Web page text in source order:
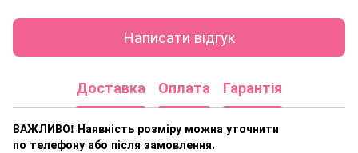
Написати відгук
Доставка Оплата Гарантія
ВАЖЛИВО! Наявність розміру можна уточнити
по телефону або після замовлення.